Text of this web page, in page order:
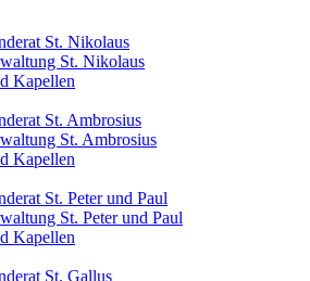
St. Nikolaus
St. Nikolaus
Kapellen
St. Ambrosius
St. Ambrosius
Kapellen
St. Peter und Paul
St. Peter und Paul
Kapellen
St. Gallus